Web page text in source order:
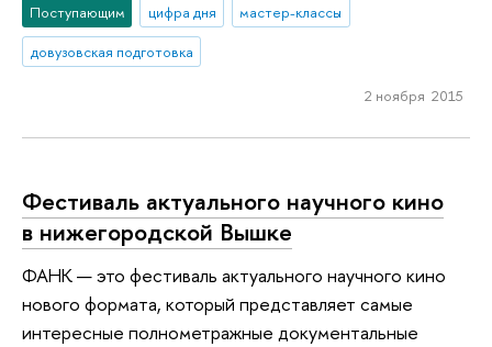
Поступающим цифра дня
мастер-классы
довузовская подготовка
2 ноября 2015
Фестиваль актуального научного кино
в нижегородской Вышке
ФАНК — это фестиваль актуального научного кино
нового формата, который представляет самые
интересные полнометражные документальные